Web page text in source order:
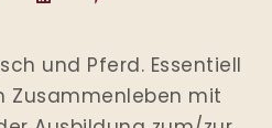
und Pferd. Essentiell
Zusammenleben mit